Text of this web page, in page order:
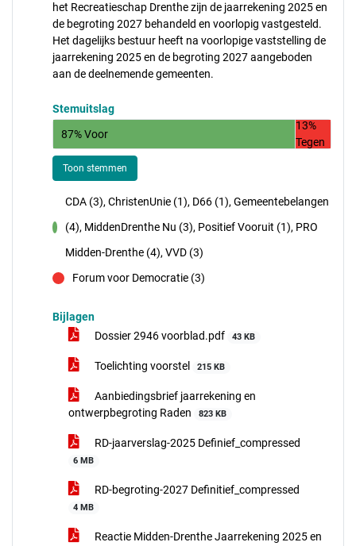
het Recreatieschap Drenthe zijn de jaarrekening 2025 en
de begroting 2027 behandeld en voorlopig vastgesteld.
Het dagelijks bestuur heeft na voorlopige vaststelling de
jaarrekening 2025 en de begroting 2027 aangeboden
aan de deelnemende gemeenten.
Stemuitslag
87% Voor
13%
Tegen
Toon stemmen
CDA (3), ChristenUnie (1), D66 (1), Gemeentebelangen
(4), MiddenDrenthe Nu (3), Positief Vooruit (1), PRO
Midden-Drenthe (4), VVD (3)
Forum voor Democratie (3)
Bijlagen
Dossier 2946 voorblad.pdf
43 KB
Toelichting voorstel 215 KB
Aanbiedingsbrief jaarrekening en
ontwerpbegroting Raden
823 KB
RD-jaarverslag-2025 Definief_compressed
6 MB
RD-begroting-2027 Definitief_compressed
4 MB
Reactie Midden-Drenthe Jaarrekening 2025 en